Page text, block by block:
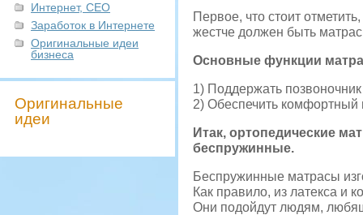
Интернет, СЕО
Заработок в Интернете
Оригинальные идеи
бизнеса
Оригинальные
идеи
Первое, что стоит
жестче должен быть
Основные функции
1) Поддержать
2) Обеспечить комфортный
Итак, ортопедические
беспружинные.
Беспружинные матрасы
Как правило, из латекса и
Они подойдут людям,